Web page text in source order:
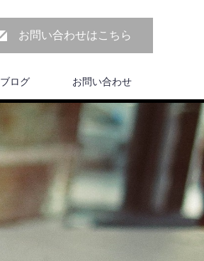
お問い合わせはこちら
ブログ お問い合わせ